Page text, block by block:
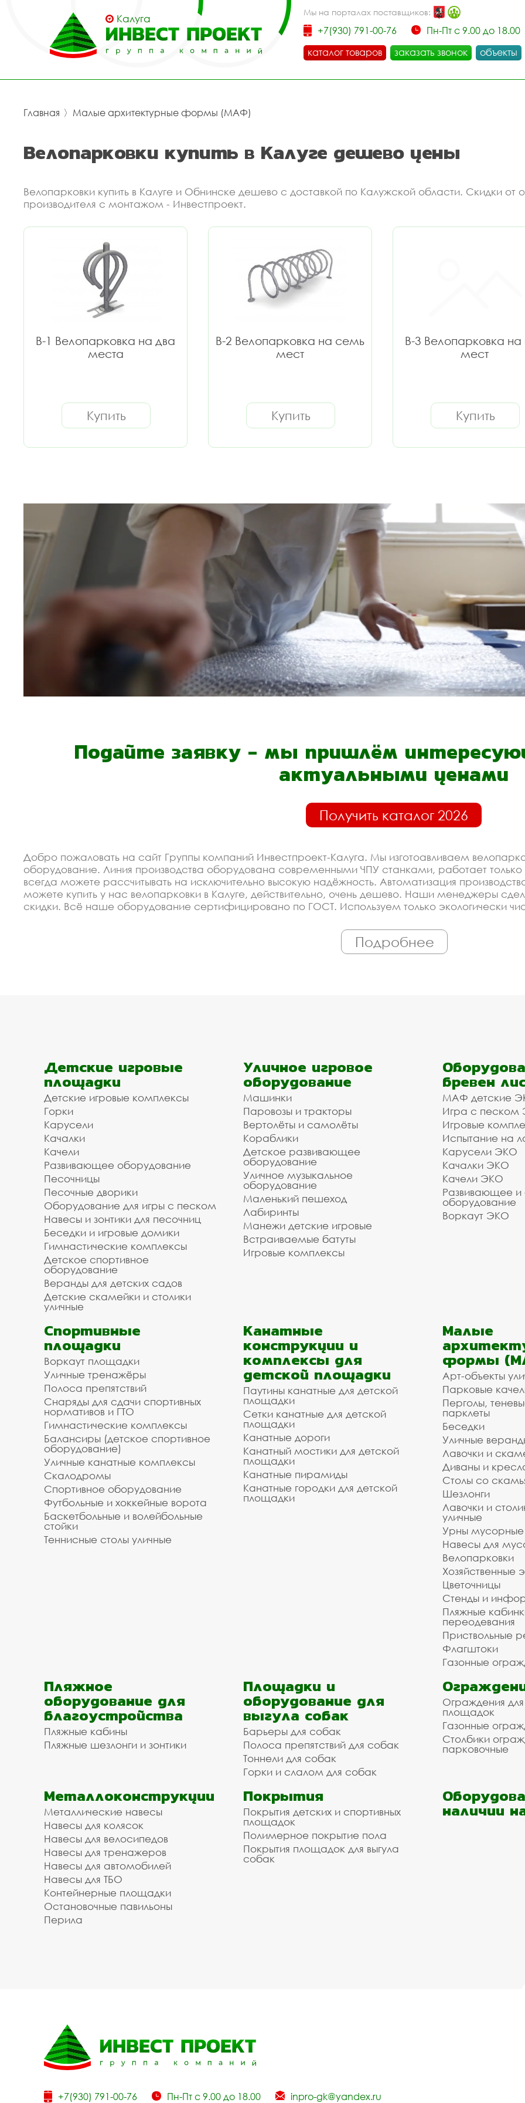
Калуга
Мы на порталах поставщиков:
+7(930) 791-00-76
Пн-Пт с 9.00 до 18.00
каталог товаров
заказать звонок объекты
Главная 〉 Малые архитектурные формы (МАФ)
Велопарковки купить в Калуге дешево цены
Велопарковки купить в Калуге и Обнинске дешево с доставкой по Калужской области. Скидки от
производителя с монтажом - Инвестпроект.
В-1 Велопарковка на два
места
Купить
В-2 Велопарковка на семь
мест
Купить
В-3 Велопарковка на
мест
Купить
Подайте заявку - мы пришлём
актуальными ценами
Получить каталог 2026
Добро пожаловать на сайт Группы компаний Инвестпроект-Калуга. Мы изготоавливаем
оборудование. Линия производства оборудована современными ЧПУ станками, работает
всегда можете рассчитывать на исключительно высокую надёжность. Автоматизация
можете купить у нас велопарковки в Калуге, действительно, очень дешево. Наши менеджеры
скидки. Всё наше оборудование сертифицировано по ГОСТ. Используем только экологически
Спецпредложение от производителя на
Доступная цена на велопарковки в Калуге с
Мы организуем для вас доставку и установку оборудования. Наши монтажники имеют весь
/ укладки. Зделайте заказ на велопарковки в нашей компании и мы готовы взять на себя
Обнинск, Киров, Малоярославец, Балабаново, Козельск, Кондрово, Сухиничи, Жуков, Боровск,
Стоимость зависит от объёма заказа и расстояния до объекта. Позвоните и уточните
791-00-76, воспользуйтесь формой обратной связи или сделайте заказ с списком необходимого
Инвестпроект благодарит вас за то, что пользуетесь услугами нашей компании!
Звоните, мы всегда готовы помочь и оперативно выполнить даже очень сложный заказ.
Подробнее
Детские игровые
площадки
Детские игровые комплексы
Горки
Карусели
Качалки
Качели
Развивающее оборудование
Песочницы
Песочные дворики
Оборудование для игры с песком
Навесы и зонтики для песочниц
Беседки и игровые домики
Гимнастические комплексы
Детское спортивное
оборудование
Веранды для детских садов
Детские скамейки и столики
уличные
Уличное игровое
оборудование
Машинки
Паровозы и тракторы
Вертолёты и самолёты
Кораблики
Детское развивающее
оборудование
Уличное музыкальное
оборудование
Маленький пешеход
Лабиринты
Манежи детские игровые
Встраиваемые батуты
Игровые комплексы
бревен
МАФ детские
Игра с песком
Игровые
Испытание на
Карусели ЭКО
Качалки ЭКО
Качели ЭКО
Развивающее
оборудование
Воркаут ЭКО
Спортивные
площадки
Воркаут площадки
Уличные тренажёры
Полоса препятствий
Снаряды для сдачи спортивных
нормативов и ГТО
Гимнастические комплексы
Балансиры (детское спортивное
оборудование)
Уличные канатные комплексы
Скалодромы
Спортивное оборудование
Футбольные и хоккейные ворота
Баскетбольные и волейбольные
стойки
Теннисные столы уличные
Канатные
конструкции и
комплексы для
детской площадки
Паутины канатные для детской
площадки
Сетки канатные для детской
площадки
Канатные дороги
Канатный мостики для детской
площадки
Канатные пирамиды
Канатные городки для детской
площадки
Малые
формы
Арт-объекты
Парковые
Перголы,
парклеты
Беседки
Уличные
Лавочки и
Диваны и
Столы со
Шезлонги
Лавочки и
уличные
Урны мусорные
Навесы для
Велопарковки
Хозяйственные
Цветочницы
Стенды и
Пляжные
переодевания
Приствольные
Флагштоки
Газонные
Пляжное
оборудование для
благоустройства
Пляжные кабины
Пляжные шезлонги и зонтики
Площадки и
оборудование для
выгула собак
Барьеры для собак
Полоса препятствий для собак
Тоннели для собак
Горки и слалом для собак
Ограждения
площадок
Газонные
Столбики
парковочные
Металлоконструкции
Металлические навесы
Навесы для колясок
Навесы для велосипедов
Навесы для тренажеров
Навесы для автомобилей
Навесы для ТБО
Контейнерные площадки
Остановочные павильоны
Перила
Покрытия
Покрытия детских и спортивных
площадок
Полимерное покрытие пола
Покрытия площадок для выгула
собак
наличии
+7(930) 791-00-76 Пн-Пт с 9.00 до 18.00 inpro-gk@yandex.ru